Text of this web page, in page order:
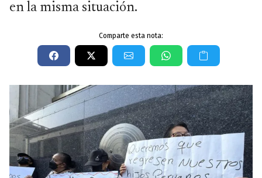
en la misma situación.
Comparte esta nota: